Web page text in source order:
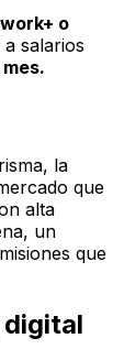
o
salarios
la
que
alta
un
que
digital